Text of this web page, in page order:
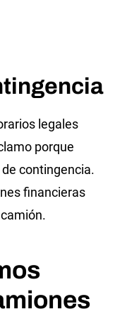
legales
porque
contingencia.
financieras